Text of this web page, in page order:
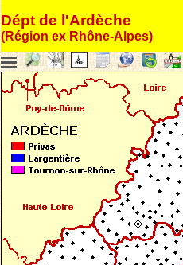
Dépt de l'Ardèche
(Région ex Rhône-Alpes)